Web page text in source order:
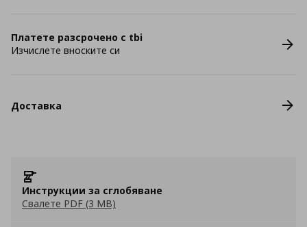
Платете разсрочено с tbi
Изчислете вноските си
Доставка
Инструкции за сглобяване
Свалете PDF (3 MB)